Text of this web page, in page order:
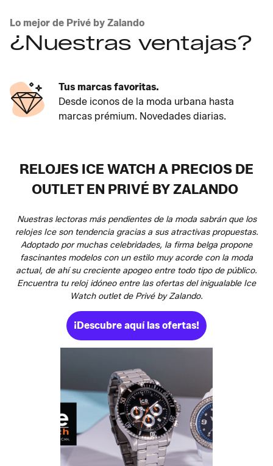
Lo mejor de Privé by Zalando
¿Nuestras ventajas?
Tus marcas favoritas.
Desde iconos de la moda urbana hasta
marcas prémium. Novedades diarias.
RELOJES ICE WATCH A PRECIOS DE
OUTLET EN PRIVÉ BY ZALANDO
Nuestras lectoras más pendientes de la moda sabrán que los
relojes Ice son tendencia gracias a sus atractivas propuestas.
Adoptado por muchas celebridades, la firma belga propone
fascinantes modelos con un estilo muy acorde con la moda
actual, de ahí su creciente apogeo entre todo tipo de público.
Encuentra tu reloj idóneo entre las ofertas del inigualable Ice
Watch outlet de Privé by Zalando.
¡Descubre aquí las ofertas!